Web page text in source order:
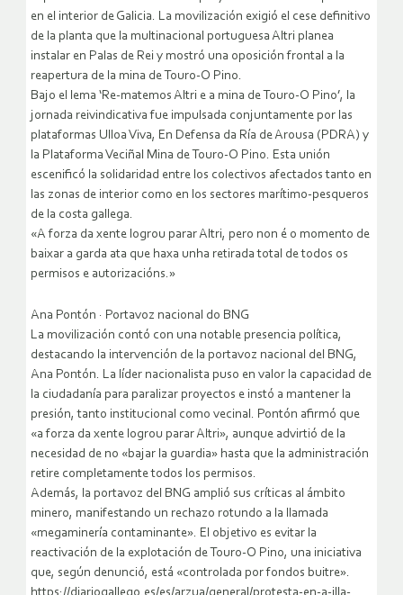
en el interior de Galicia. La movilización exigió el cese definitivo
de la planta que la multinacional portuguesa Altri planea
instalar en Palas de Rei y mostró una oposición frontal a la
reapertura de la mina de Touro-O Pino.
Bajo el lema ‘Re-matemos Altri e a mina de Touro-O Pino’, la
jornada reivindicativa fue impulsada conjuntamente por las
plataformas Ulloa Viva, En Defensa da Ría de Arousa (PDRA) y
la Plataforma Veciñal Mina de Touro-O Pino. Esta unión
escenificó la solidaridad entre los colectivos afectados tanto en
las zonas de interior como en los sectores marítimo-pesqueros
de la costa gallega.
«A forza da xente logrou parar Altri, pero non é o momento de
baixar a garda ata que haxa unha retirada total de todos os
permisos e autorizacións.»
Ana Pontón · Portavoz nacional do BNG
La movilización contó con una notable presencia política,
destacando la intervención de la portavoz nacional del BNG,
Ana Pontón. La líder nacionalista puso en valor la capacidad de
la ciudadanía para paralizar proyectos e instó a mantener la
presión, tanto institucional como vecinal. Pontón afirmó que
«a forza da xente logrou parar Altri», aunque advirtió de la
necesidad de no «bajar la guardia» hasta que la administración
retire completamente todos los permisos.
Además, la portavoz del BNG amplió sus críticas al ámbito
minero, manifestando un rechazo rotundo a la llamada
«megaminería contaminante». El objetivo es evitar la
reactivación de la explotación de Touro-O Pino, una iniciativa
que, según denunció, está «controlada por fondos buitre».